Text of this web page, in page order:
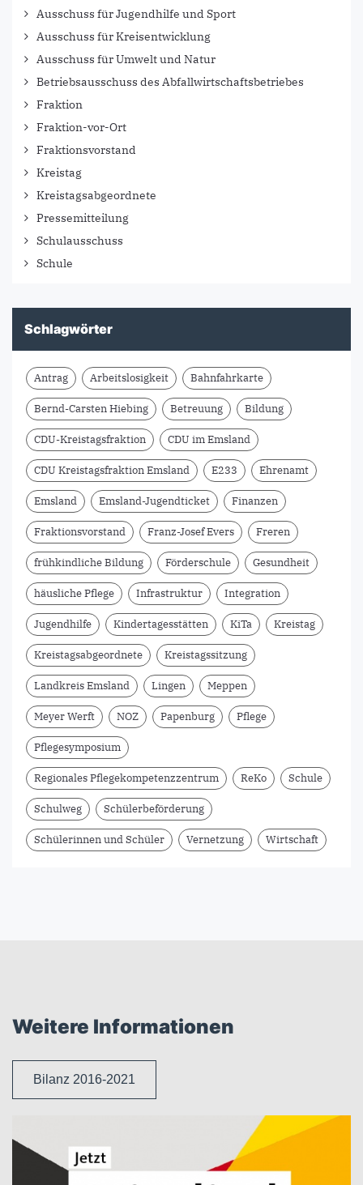
Ausschuss für Jugendhilfe und Sport
Ausschuss für Kreisentwicklung
Ausschuss für Umwelt und Natur
Betriebsausschuss des Abfallwirtschaftsbetriebes
Fraktion
Fraktion-vor-Ort
Fraktionsvorstand
Kreistag
Kreistagsabgeordnete
Pressemitteilung
Schulausschuss
Schule
Schlagwörter
Antrag Arbeitslosigkeit Bahnfahrkarte
Bernd-Carsten Hiebing Betreuung Bildung
CDU-Kreistagsfraktion CDU im Emsland
CDU Kreistagsfraktion Emsland E233 Ehrenamt
Emsland Emsland-Jugendticket Finanzen
Fraktionsvorstand Franz-Josef Evers Freren
frühkindliche Bildung Förderschule Gesundheit
häusliche Pflege Infrastruktur Integration
Jugendhilfe Kindertagesstätten KiTa Kreistag
Kreistagsabgeordnete Kreistagssitzung
Landkreis Emsland Lingen Meppen
Meyer Werft NOZ Papenburg Pflege
Pflegesymposium
Regionales Pflegekompetenzzentrum ReKo Schule
Schulweg Schülerbeförderung
Schülerinnen und Schüler Vernetzung Wirtschaft
Weitere Informationen
Bilanz 2016-2021